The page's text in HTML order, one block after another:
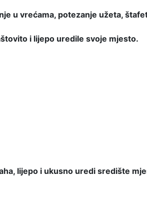
u vrećama, potezanje užeta,
i lijepo uredile svoje mjesto.
lijepo i ukusno uredi središte